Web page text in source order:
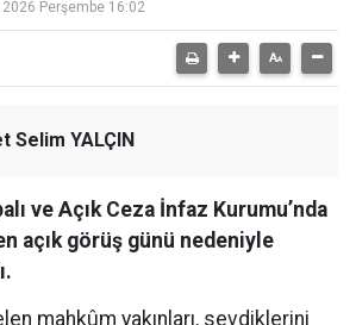
Perşembe 16:02
Selim YALÇIN
ve Açık Ceza İnfaz Kurumu’nda
açık görüş günü nedeniyle
mahkûm yakınları, sevdiklerini